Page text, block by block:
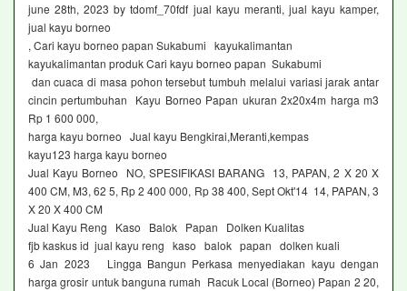
june 28th, 2023 by tdomf_70fdf jual kayu meranti, jual kayu kamper,
jual kayu borneo
, Cari kayu borneo papan Sukabumi kayukalimantan
kayukalimantan produk Cari kayu borneo papan Sukabumi
dan cuaca di masa pohon tersebut tumbuh melalui variasi jarak antar
cincin pertumbuhan Kayu Borneo Papan ukuran 2x20x4m harga m3
Rp 1 600 000,
harga kayu borneo Jual kayu Bengkirai,Meranti,kempas
kayu123 harga kayu borneo
Jual Kayu Borneo NO, SPESIFIKASI BARANG 13, PAPAN, 2 X 20 X
400 CM, M3, 62 5, Rp 2 400 000, Rp 38 400, Sept Okt'14 14, PAPAN, 3
X 20 X 400 CM
Jual Kayu Reng Kaso Balok Papan Dolken Kualitas
fjb kaskus id jual kayu reng kaso balok papan dolken kuali
6 Jan 2023 Lingga Bangun Perkasa menyediakan kayu dengan
harga grosir untuk banguna rumah Racuk Local (Borneo) Papan 2 20,